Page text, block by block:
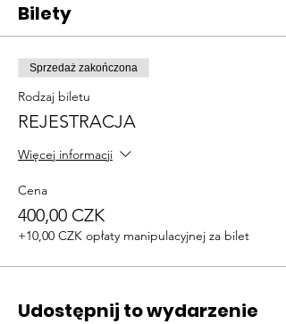
Bilety
Sprzedaż zakończona
Rodzaj biletu
REJESTRACJA
Więcej informacji
Cena
400,00 CZK
+10,00 CZK opłaty manipulacyjnej za bilet
Udostępnij to wydarzenie